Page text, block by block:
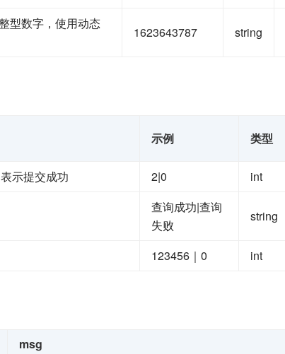
型数字，使用动态
1623643787 string
示例 类型
示提交成功 2|0 int
查询成功|查询
失败
string
123456｜0 int
msg